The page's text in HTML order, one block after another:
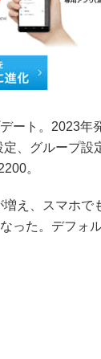
ート。2023年
、グループ設
。
増え、スマホで
った。デフォ